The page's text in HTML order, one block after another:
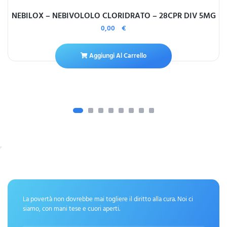
NEBILOX – NEBIVOLOLO CLORIDRATO – 28CPR DIV 5MG
0,00 €
Aggiungi Al Carrello
La povertà non dovrebbe mai togliere il diritto alla cura. Noi ci
siamo, con mani tese e cuori aperti.